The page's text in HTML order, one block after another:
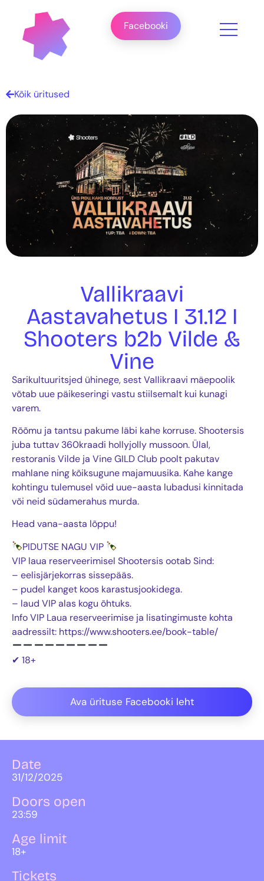
Facebooki
Kõik üritused
Vallikraavi
Aastavahetus I 31.12 I
Shooters b2b Vilde &
Vine
Sarikultuuritsjed ühinege, sest Vallikraavi mäepoolik
võtab uue päikeseringi vastu stiilsemalt kui kunagi
varem.
Rõõmu ja tantsu pakume läbi kahe korruse. Shootersis
juba tuttav 360kraadi hollyjolly mussoon. Ülal,
restoranis Vilde ja Vine GILD Club poolt pakutav
mahlane ning kõiksugune majamuusika. Kahe kange
kohtingu tulemusel võid uue-aasta lubadusi kinnitada
või neid südamerahus murda.
Head vana-aasta lõppu!
PIDUTSE NAGU VIP
VIP laua reserveerimisel Shootersis ootab Sind:
– eelisjärjekorras sissepääs.
– pudel kanget koos karastusjookidega.
– laud VIP alas kogu õhtuks.
Info VIP Laua reserveerimise ja lisatingimuste kohta
aadressilt: https://www.shooters.ee/book-table/⁩
✔ 18+
Ava ürituse Facebooki leht
Date
31/12/2025
Doors open
23:59
Age limit
18+
Tickets